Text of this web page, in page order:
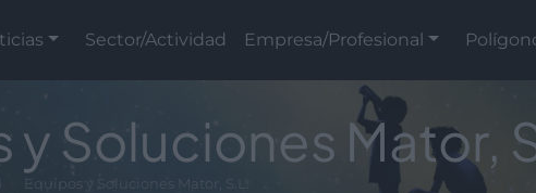
Sector/Actividad Empresa/Profesional
y Soluciones Mator,
Equipos y Soluciones Mator, S.L.